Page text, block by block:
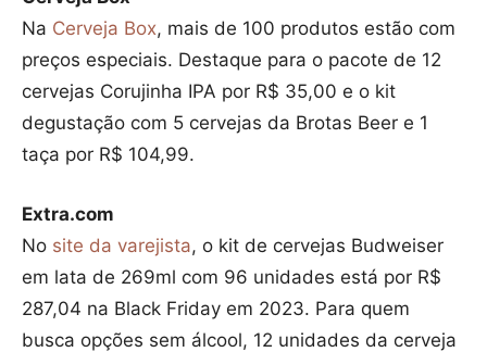
Na Cerveja Box, mais de 100 produtos estão com
preços especiais. Destaque para o pacote de 12
cervejas Corujinha IPA por R$ 35,00 e o kit
degustação com 5 cervejas da Brotas Beer e 1
taça por R$ 104,99.
Extra.com
No site da varejista, o kit de cervejas Budweiser
em lata de 269ml com 96 unidades está por R$
287,04 na Black Friday em 2023. Para quem
busca opções sem álcool, 12 unidades da cerveja